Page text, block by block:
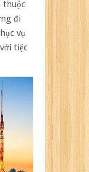
thuộc
đi
vụ
tiệc